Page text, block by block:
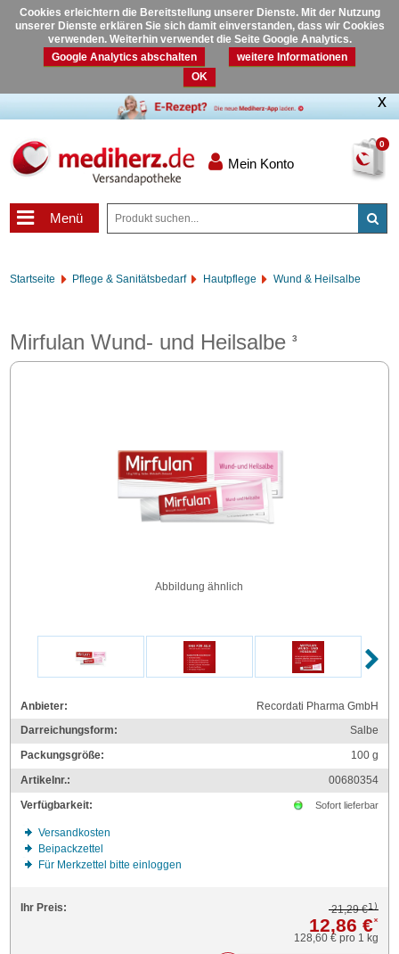
Cookies erleichtern die Bereitstellung unserer Dienste. Mit der Nutzung
unserer Dienste erklären Sie sich damit einverstanden, dass wir Cookies
verwenden. Weiterhin verwendet die Seite Google Analytics.
Google Analytics abschalten
weitere Informationen
OK
0
Mein Konto
Menü
Startseite Pflege & Sanitätsbedarf Hautpflege Wund & Heilsalbe
Mirfulan Wund- und Heilsalbe3
Abbildung ähnlich
Anbieter:
Recordati Pharma GmbH
Darreichungsform:
Salbe
Packungsgröße:
100g
Artikelnr.:
00680354
Verfügbarkeit:
Sofort lieferbar
Versandkosten
Beipackzettel
Für Merkzettel bitte einloggen
Ihr Preis: 21,29 €1)
12,86 €*
128,60 € pro 1 kg